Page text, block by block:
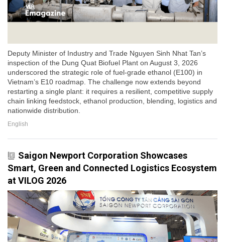
Deputy Minister of Industry and Trade Nguyen Sinh Nhat Tan’s
inspection of the Dung Quat Biofuel Plant on August 3, 2026
underscored the strategic role of fuel-grade ethanol (E100) in
Vietnam’s E10 roadmap. The challenge now extends beyond
restarting a single plant: it requires a resilient, competitive supply
chain linking feedstock, ethanol production, blending, logistics and
nationwide distribution.
English
Saigon Newport Corporation Showcases
Smart, Green and Connected Logistics Ecosystem
at VILOG 2026